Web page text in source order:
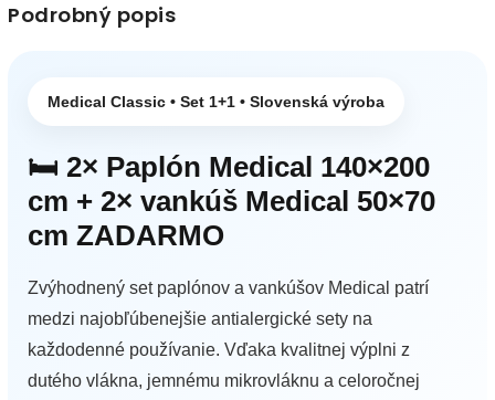
Podrobný popis
Medical Classic • Set 1+1 • Slovenská výroba
🛏️ 2× Paplón Medical 140×200
cm + 2× vankúš Medical 50×70
cm ZADARMO
Zvýhodnený set paplónov a vankúšov Medical patrí
medzi najobľúbenejšie antialergické sety na
každodenné používanie. Vďaka kvalitnej výplni z
dutého vlákna, jemnému mikrovláknu a celoročnej